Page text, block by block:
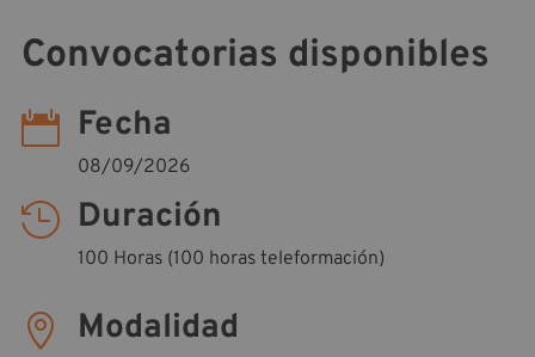
Convocatorias disponibles
 Fecha
08/09/2026
 Duración
100 Horas (100 horas teleformación)
 Modalidad